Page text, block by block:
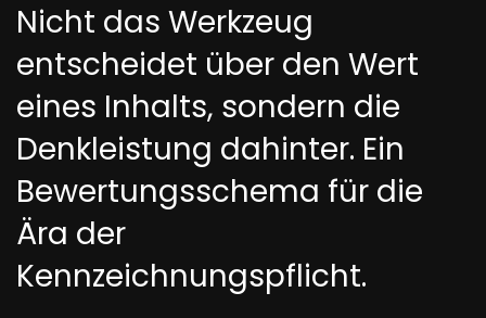
Nicht das Werkzeug
entscheidet über den Wert
eines Inhalts, sondern die
Denkleistung dahinter. Ein
Bewertungsschema für die
Ära der
Kennzeichnungspflicht.